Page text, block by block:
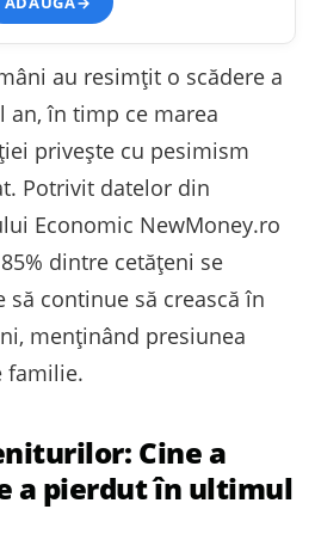
au resimțit o scădere a
în timp ce marea
privește cu pesimism
Potrivit datelor din
Economic NewMoney.ro
dintre cetățeni se
să continue să crească în
menținând presiunea
familie.
Cine a
a pierdut în ultimul